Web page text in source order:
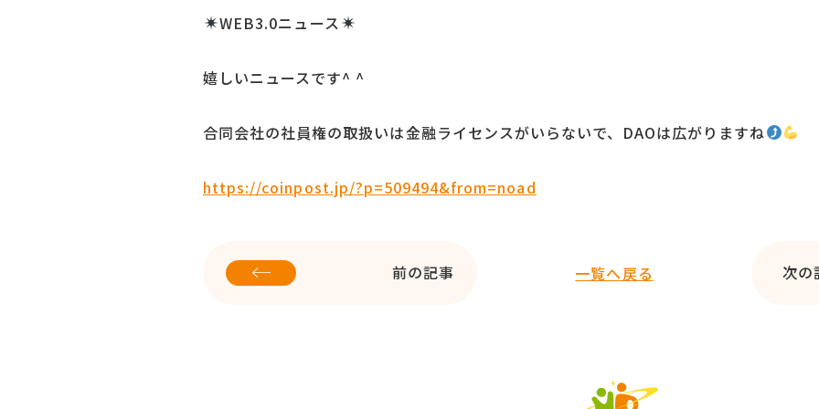
WEB3.0ニュース
嬉しいニュースです^ ^
合同会社の社員権の取扱いは金融ライセンスがいらないで、DAOは広がりますね
https://coinpost.jp/?p=509494&from=noad
前の記事 一覧へ戻る 次の